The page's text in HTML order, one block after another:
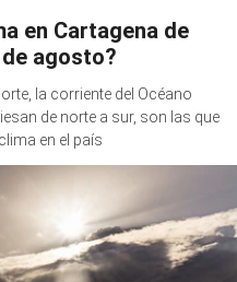
en Cartagena de
agosto?
la corriente del Océano
de norte a sur, son las que
en el país